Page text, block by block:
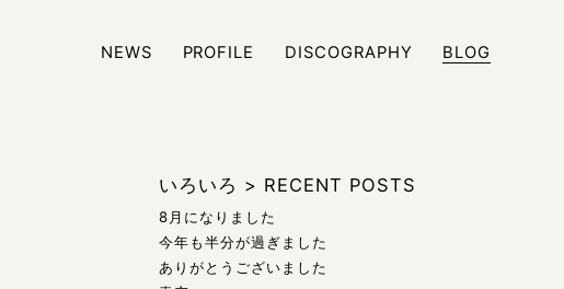
NEWS PROFILE DISCOGRAPHY BLOG
いろいろ > RECENT POSTS
8月になりました
今年も半分が過ぎました
ありがとうございました